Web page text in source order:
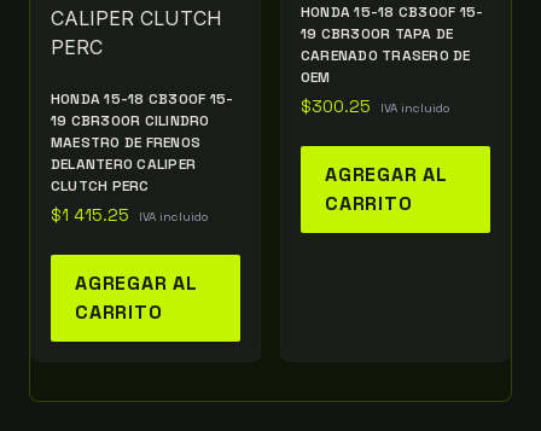
HONDA 15-18 CB300F 15-
19 CBR300R CILINDRO
MAESTRO DE FRENOS
DELANTERO CALIPER
CLUTCH PERC
$1 415.25 IVA incluido
AGREGAR AL
CARRITO
HONDA 15-18 CB300F 15-
19 CBR300R TAPA DE
CARENADO TRASERO DE
OEM
$300.25 IVA incluido
AGREGAR AL
CARRITO